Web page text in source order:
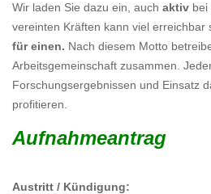
Wir laden Sie dazu ein, auch aktiv bei
vereinten Kräften kann viel erreichbar
für einen. Nach diesem Motto
Arbeitsgemeinschaft zusammen.
Forschungsergebnissen und Einsatz
profitieren.
Aufnahmeantrag
Austritt / Kündigung: